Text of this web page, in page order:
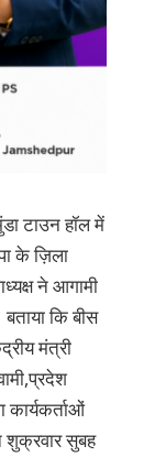
टाउन हॉल में
के ज़िला
ने आगामी
कि बीस
मंत्री
कार्यकर्ताओं
शुक्रवार सुबह